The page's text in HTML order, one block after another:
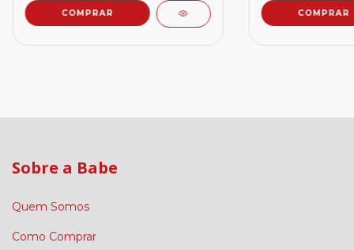
COMPRAR COMPRAR
Sobre a Babe
Quem Somos
Como Comprar